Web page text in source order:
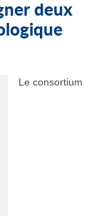
deux
Le consortium